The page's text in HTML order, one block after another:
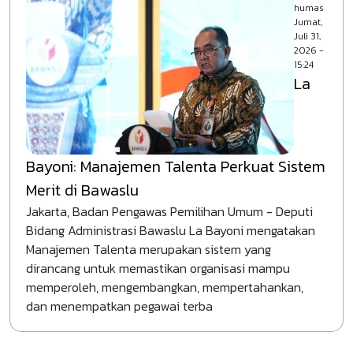
humas
Jumat,
Juli 31,
2026 -
15:24
La
Bayoni: Manajemen Talenta Perkuat Sistem
Merit di Bawaslu
Jakarta, Badan Pengawas Pemilihan Umum - Deputi
Bidang Administrasi Bawaslu La Bayoni mengatakan
Manajemen Talenta merupakan sistem yang
dirancang untuk memastikan organisasi mampu
memperoleh, mengembangkan, mempertahankan,
dan menempatkan pegawai terba